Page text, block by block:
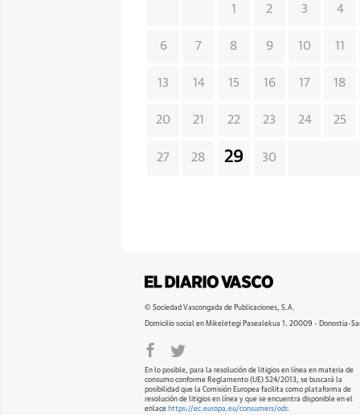
1 2 3 4
6 7 8 9 10 11
13 14 15 16 17 18
20 21 22 23 24 25
27 28 29 30
© Sociedad Vascongada de Publicaciones, S.A.
Domicilio social en Mikeletegi Pasealekua 1. 20009 - Donostia-
En lo posible, para la resolución de litigios en línea en materia de
consumo conforme Reglamento (UE) 524/2013, se buscará la
posibilidad que la Comisión Europea facilita como plataforma de
resolución de litigios en línea y que se encuentra disponible en el
enlace https://ec.europa.eu/consumers/odr.